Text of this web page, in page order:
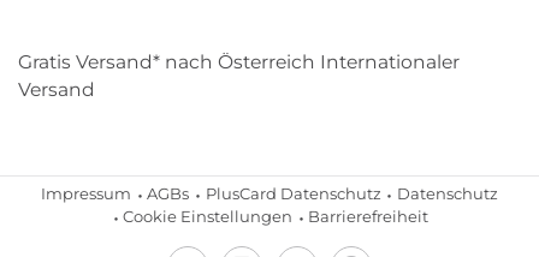
Gratis Versand* nach Österreich Internationaler
Versand
Impressum AGBs PlusCard Datenschutz
Datenschutz
Cookie Einstellungen
Barrierefreiheit